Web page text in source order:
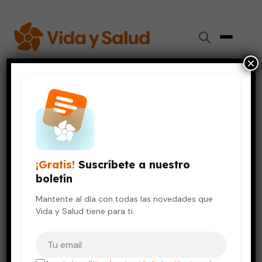
Videos de Salud
SALUD DE LA MUJER
Infidelidad y redes sociales
12 de octubre, 2023
¡Gratis! Suscríbete a nuestro
boletín
Mantente al día con todas las novedades que
Vida y Salud tiene para ti.
×